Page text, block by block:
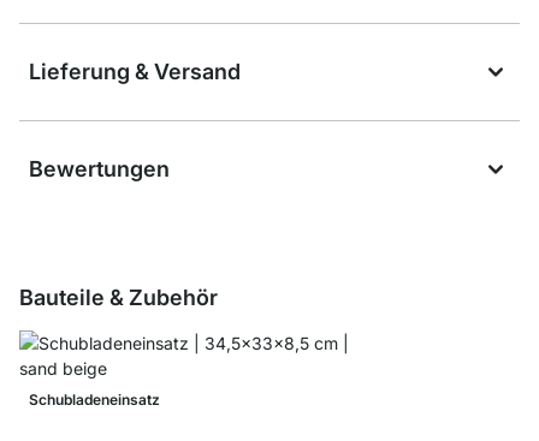
Lieferung & Versand
Bewertungen
Bauteile & Zubehör
Schubladeneinsatz